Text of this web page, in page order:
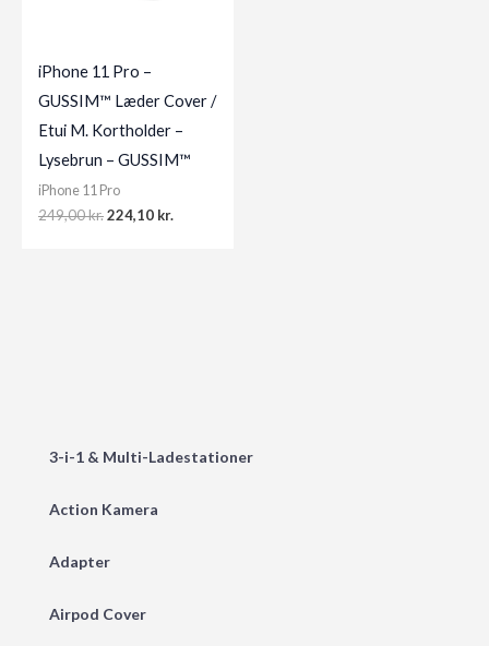
3-i-1 & Multi-Ladestationer
Action Kamera
Adapter
Airpod Cover
iPhone 11 Pro –
GUSSIM™ Læder Cover /
Etui M. Kortholder –
Lysebrun – GUSSIM™
iPhone 11 Pro
249,00kr.Original
224,10 kr.